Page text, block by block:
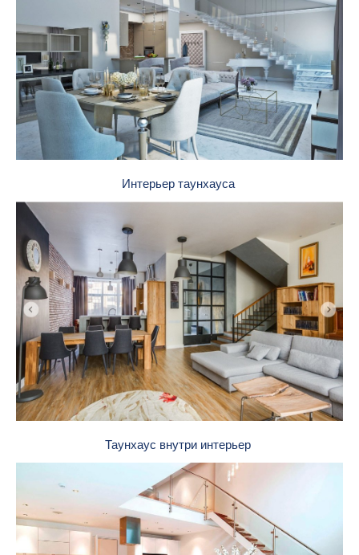
Интерьер таунхауса
Таунхаус внутри интерьер